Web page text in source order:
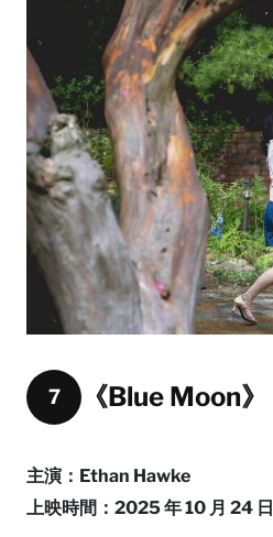
7 《Blue Moon》
主演：Ethan Hawke
上映時間：2025 年 10 月 24 日